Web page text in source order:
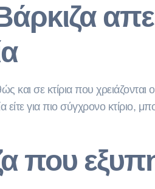
και σε κτίρια που
είτε για πιο σύγχρονο
που